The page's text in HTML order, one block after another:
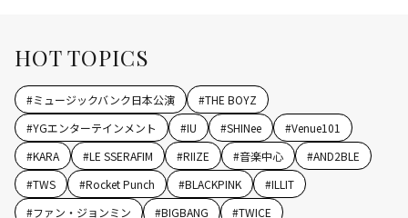
HOT TOPICS
#ミュージックバンク日本公演 #THE BOYZ
#YGエンターテインメント #IU #SHINee #Venue101
#KARA #LE SSERAFIM #RIIZE #音楽中心 #AND2BLE
#TWS #Rocket Punch #BLACKPINK #ILLIT
#ファン・ジョンミン #BIGBANG #TWICE